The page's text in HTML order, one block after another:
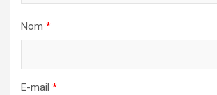
Nom *
E-mail *